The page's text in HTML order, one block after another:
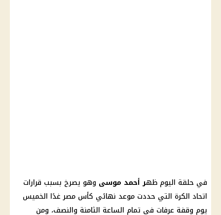
في حلقة اليوم ظهر أحمد موسى وهو يصرخ بسبب قرارات
اتحاد الكرة التي حددت موعد نهائي كأس مصر غدًا الخميس
يوم وقفة عرفات في تمام الساعة الثامنة والنصف، ومن